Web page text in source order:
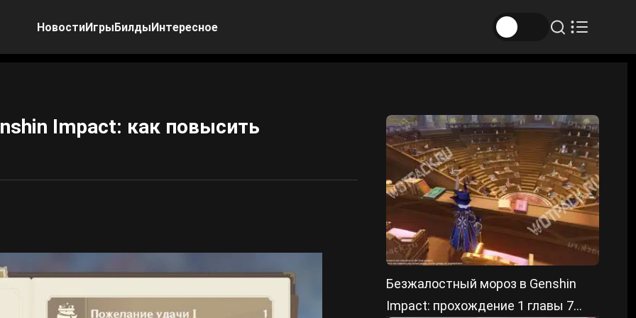
НовостиИгрыБилдыИнтересное
Impact: как повысить
Безжалостный мороз в Genshin
Impact: прохождение 1 главы 7